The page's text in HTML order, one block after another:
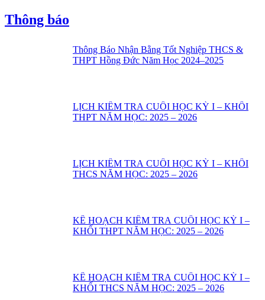
Thông báo
Thông Báo Nhận Bằng Tốt Nghiệp THCS &
THPT Hồng Đức Năm Học 2024–2025
LỊCH KIỂM TRA CUỐI HỌC KỲ I – KHỐI
THPT NĂM HỌC: 2025 – 2026
LỊCH KIỂM TRA CUỐI HỌC KỲ I – KHỐI
THCS NĂM HỌC: 2025 – 2026
KẾ HOẠCH KIỂM TRA CUỐI HỌC KỲ I –
KHỐI THPT NĂM HỌC: 2025 – 2026
KẾ HOẠCH KIỂM TRA CUỐI HỌC KỲ I –
KHỐI THCS NĂM HỌC: 2025 – 2026